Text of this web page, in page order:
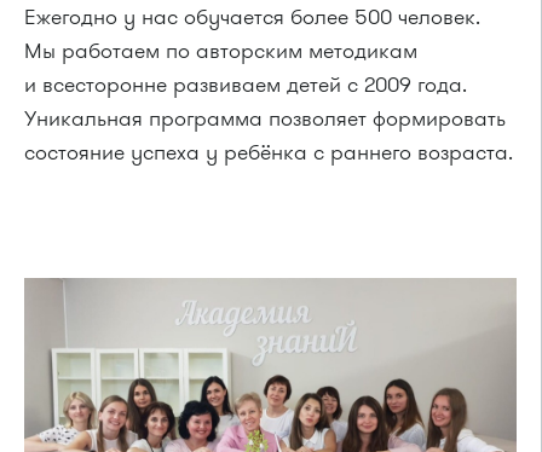
Ежегодно у нас обучается более 500 человек.
Мы работаем по авторским методикам
и всесторонне развиваем детей с 2009 года.
Уникальная программа позволяет формировать
состояние успеха у ребёнка с раннего возраста.